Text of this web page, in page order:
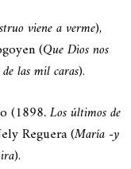
viene a verme),
(Que Dios nos
las mil caras).
(1898. Los últimos de
Reguera (María -y
).